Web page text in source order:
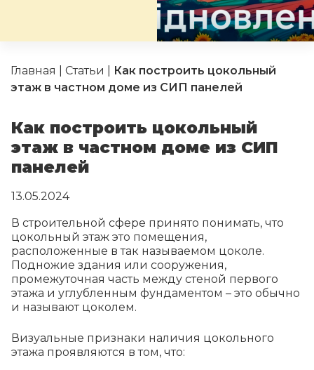
Главная Статьи
Как построить цокольный
этаж в частном доме из СИП панелей
Как построить цокольный
этаж в частном доме из СИП
панелей
13.05.2024
В строительной сфере принято понимать, что
цокольный этаж это помещения,
расположенные в так называемом цоколе.
Подножие здания или сооружения,
промежуточная часть между стеной первого
этажа и углубленным фундаментом – это обычно
и называют цоколем.
Визуальные признаки наличия цокольного
этажа проявляются в том, что: